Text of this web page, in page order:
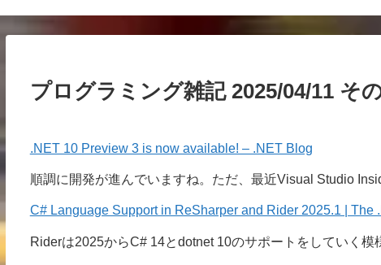
プログラミング雑記 2025/04/11 そ
.NET 10 Preview 3 is now available! – .NET Blog
順調に開発が進んでいますね。ただ、最近Visual Studio
C# Language Support in ReSharper and Rider 2025.1 | The
Riderは2025からC# 14とdotnet 10のサポートをしていく模